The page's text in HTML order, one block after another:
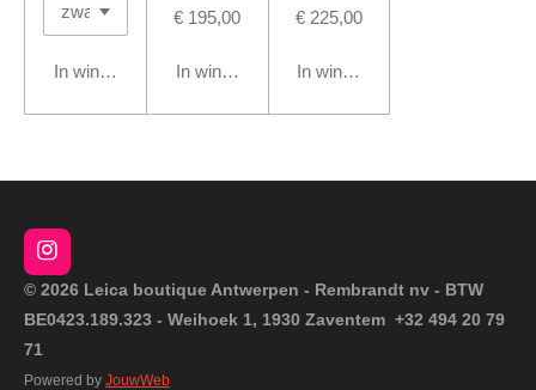
In winkelwagen
€ 195,00
In winkelwagen
€ 225,00
In winkelwagen
I
n
t
© 2026 Leica boutique Antwerpen - Rembrandt nv - BTW
BE0423.189.323 - Weihoek 1, 1930 Zaventem +32 494 20 79
71
Powered by JouwWeb